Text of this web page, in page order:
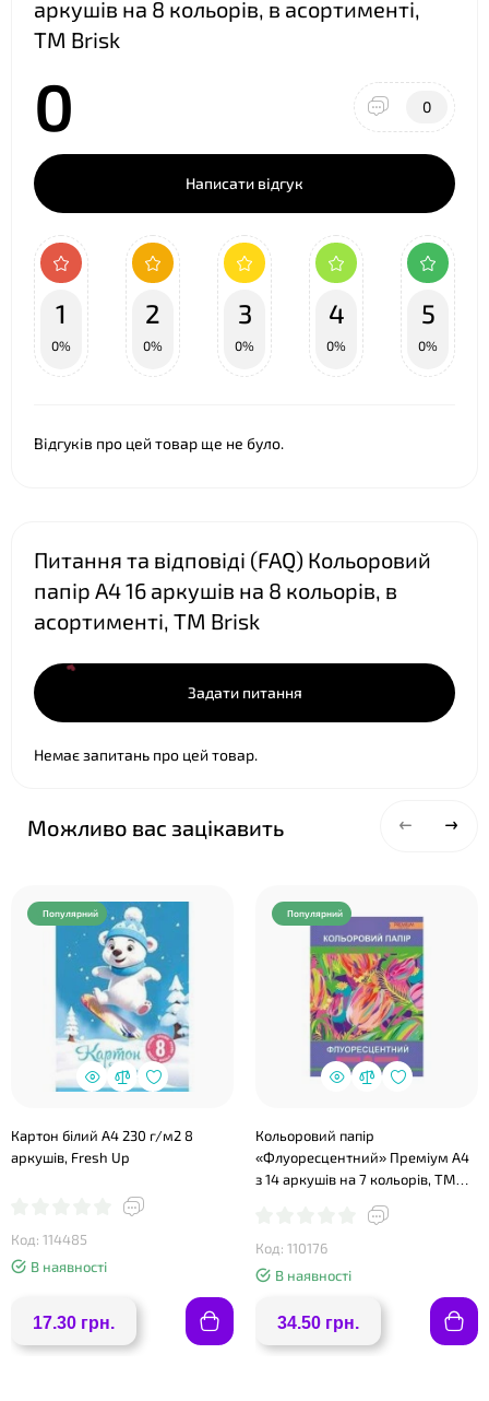
аркушів на 8 кольорів, в асортименті,
ТМ Brisk
0 0
Написати відгук
1
0%
2
0%
3
0%
4
0%
5
0%
Відгуків про цей товар ще не було.
Питання та відповіді (FAQ) Кольоровий
папір А4 16 аркушів на 8 кольорів, в
асортименті, ТМ Brisk
Задати питання
Немає запитань про цей товар.
Можливо вас зацікавить
Популярний
Картон білий А4 230 г/м2 8
аркушів, Fresh Up
Код: 114485
В наявності
17.30 грн.
Популярний
Кольоровий папір
«Флуоресцентний» Преміум А4
з 14 аркушів на 7 кольорів, ТМ
Код: 110176
В наявності
34.50 грн.
❤
❤